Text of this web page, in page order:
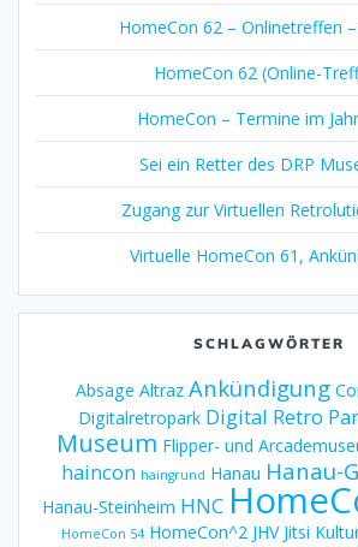
HomeCon 62 – Onlinetreffen
HomeCon 62 (Online-
HomeCon – Termine im
Sei ein Retter des DRP
Zugang zur Virtuellen
Virtuelle HomeCon 61,
SCHLAGWÖRTER
Absage Altraz Ankündigung
Digitalretropark Digital Retro
Museum Flipper- und
haincon haingrund Hanau Hanau-
Hanau-Steinheim HNC
HomeCon 54 HomeCon^2 JHV Jitsi